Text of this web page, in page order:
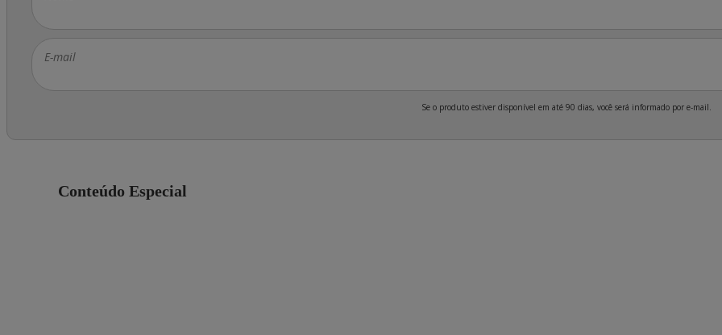
E-mail
Se o produto estiver disponível em até 90 dias, você será informado por e-mail.
Conteúdo Especial